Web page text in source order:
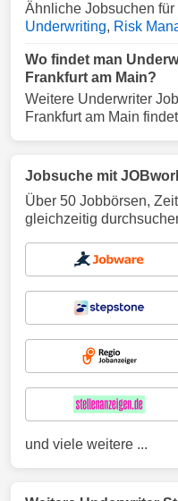
Ähnliche Jobsuchen
Underwriting, Risk
Wo findet man
Frankfurt am Main?
Weitere Underwriter
Frankfurt am Main
Jobsuche mit
Über 50 Jobbörsen,
gleichzeitig
und viele weitere ...